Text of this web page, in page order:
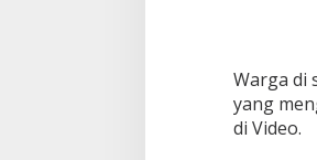
Warga di
yang
di Video.